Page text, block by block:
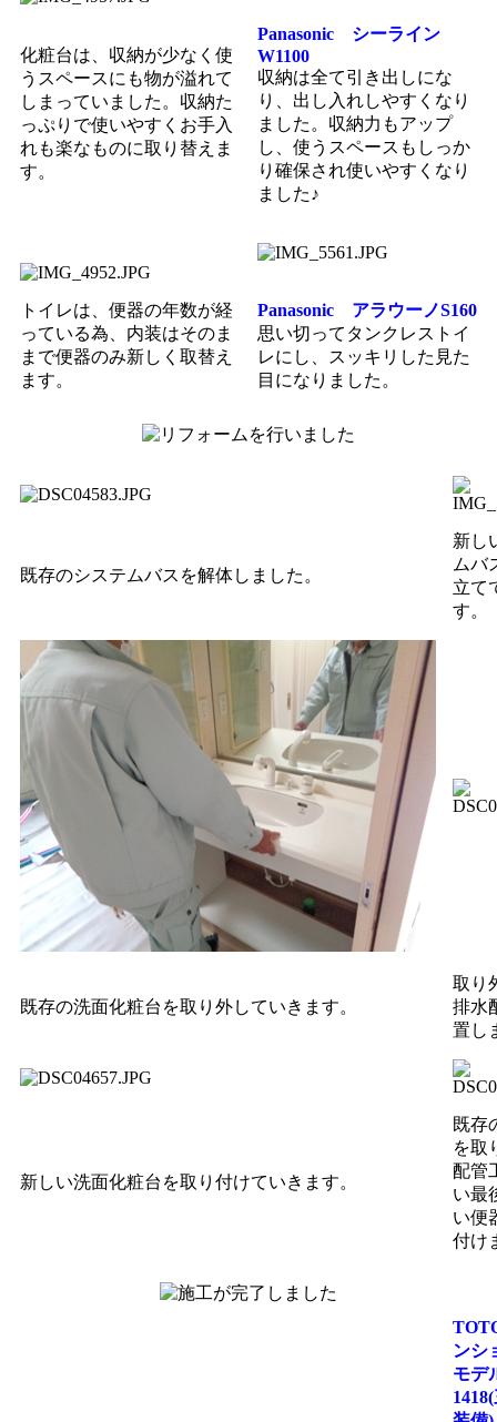
化粧台は、収納が少なく使
うスペースにも物が溢れて
しまっていました。収納た
っぷりで使いやすくお手入
れも楽なものに取り替えま
す。
Panasonic シーライン
W1100
収納は全て引き出しにな
り、出し入れしやすくなり
ました。収納力もアップ
し、使うスペースもしっか
り確保され使いやすくなり
ました♪
トイレは、便器の年数が経
っている為、内装はそのま
まで便器のみ新しく取替え
ます。
Panasonic アラウーノS160
思い切ってタンクレストイ
レにし、スッキリした見た
目になりました。
既存のシステムバスを解体しました。
新し
ムバ
立て
す。
既存の洗面化粧台を取り外していきます。
取り
排水
置し
新しい洗面化粧台を取り付けていきます。
既存
を取
配管
い最
い便
付け
ンシ
モデ